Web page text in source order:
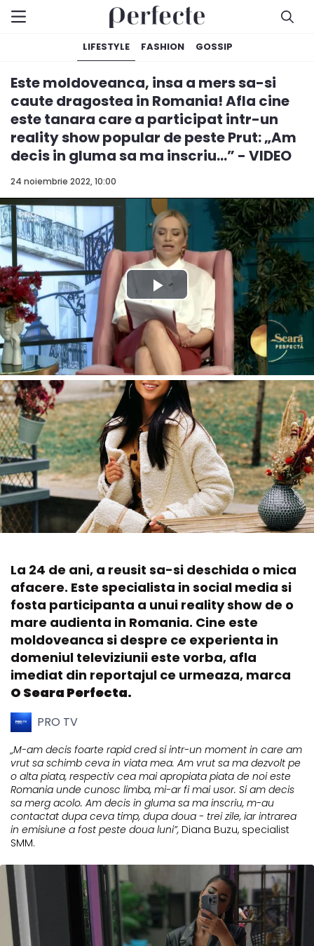
LIFESTYLE FASHION GOSSIP
24 noiembrie 2022, 10:00
Este moldoveanca, insa a mers sa-si
caute dragostea in Romania! Afla cine
este tanara care a participat intr-un
reality show popular de peste Prut: „Am
decis in gluma sa ma inscriu...” - VIDEO
La 24 de ani, a reusit sa-si deschida o mica
afacere. Este specialista in social media si
fosta participanta a unui reality show de o
mare audienta in Romania. Cine este
moldoveanca si despre ce experienta in
domeniul televiziunii este vorba, afla
imediat din reportajul ce urmeaza, marca
O Seara Perfecta.
PRO TV
„M-am decis foarte rapid cred si intr-un moment in care am
vrut sa schimb ceva in viata mea. Am vrut sa ma dezvolt pe
o alta piata, respectiv cea mai apropiata piata de noi este
Romania unde cunosc limba, mi-ar fi mai usor. Si am decis
sa merg acolo. Am decis in gluma sa ma inscriu, m-au
contactat dupa ceva timp, dupa doua - trei zile, iar intrarea
in emisiune a fost peste doua luni”, Diana Buzu, specialist
SMM.